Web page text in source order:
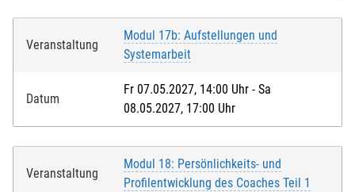
Veranstaltung
Modul 17b: Aufstellungen und
Systemarbeit
Datum
Fr 07.05.2027, 14:00 Uhr - Sa
08.05.2027, 17:00 Uhr
Veranstaltung
Modul 18: Persönlichkeits- und
Profilentwicklung des Coaches Teil 1